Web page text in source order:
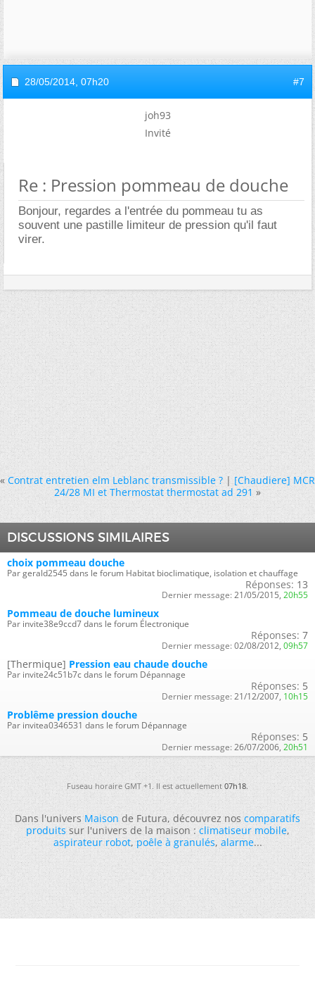
28/05/2014, 07h20 #7
joh93
Invité
Re : Pression pommeau de douche
Bonjour, regardes a l'entrée du pommeau tu as
souvent une pastille limiteur de pression qu'il faut
virer.
« Contrat entretien elm Leblanc transmissible ?|[Chaudiere] MCR
24/28 MI et Thermostat thermostat ad 291 »
DISCUSSIONS SIMILAIRES
choix pommeau douche
Par gerald2545 dans le forum Habitat bioclimatique, isolation et chauffage
Réponses: 13
Dernier message: 21/05/2015, 20h55
Pommeau de douche lumineux
Par invite38e9ccd7 dans le forum Électronique
Réponses: 7
Dernier message: 02/08/2012, 09h57
[Thermique] Pression eau chaude douche
Par invite24c51b7c dans le forum Dépannage
Réponses: 5
Dernier message: 21/12/2007, 10h15
Problême pression douche
Par invitea0346531 dans le forum Dépannage
Réponses: 5
Dernier message: 26/07/2006, 20h51
Fuseau horaire GMT +1. Il est actuellement07h18.
Dans l'universMaisonde Futura, découvrez noscomparatifs
produitssur l'univers de la maison :climatiseur mobile,
aspirateur robot,poêle à granulés,alarme...